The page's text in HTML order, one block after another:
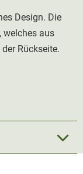
Design. Die
welches aus
Rückseite.